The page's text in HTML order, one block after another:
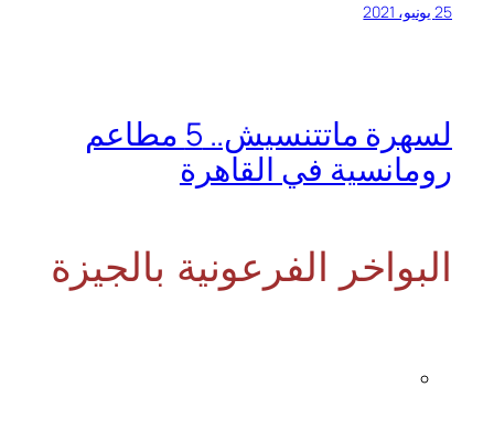
25 يونيو، 2021
لسهرة ماتتنسيش.. 5 مطاعم
رومانسية في القاهرة
البواخر الفرعونية بالجيزة